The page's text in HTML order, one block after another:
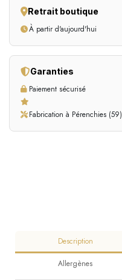
Retrait boutique
À partir d'aujourd'hui
Garanties
Paiement sécurisé
Fabrication à Pérenchies (59)
Description
Allergènes